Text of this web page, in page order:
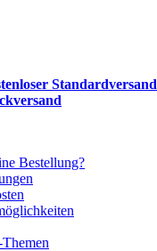
Standardversand
Bestellung?